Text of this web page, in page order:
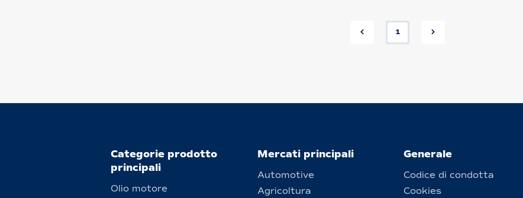
1
Categorie prodotto
principali
Olio motore
Mercati principali
Automotive
Agricoltura
Generale
Codice di condotta
Cookies